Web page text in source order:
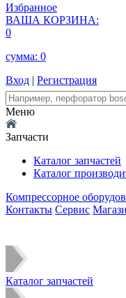
Избранное
ВАША КОРЗИНА:
0
сумма: 0
Вход | Регистрация
Меню
Запчасти
Каталог запчастей
Каталог
Компрессорное
Контакты Сервис
Каталог запчастей